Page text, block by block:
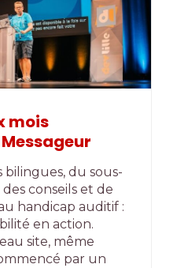
mois
bilingues, du sous-
conseils et de
handicap auditif :
en action.
site, même
par un